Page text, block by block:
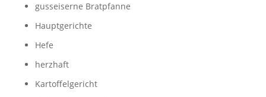
gusseiserne Bratpfanne
Hauptgerichte
Hefe
herzhaft
Kartoffelgericht